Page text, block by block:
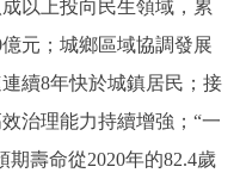
以上投向民生領域，累
元；城鄉區域協調發展
續8年快於城鎮居民；接
治理能力持續增強；“一
壽命從2020年的82.4歲